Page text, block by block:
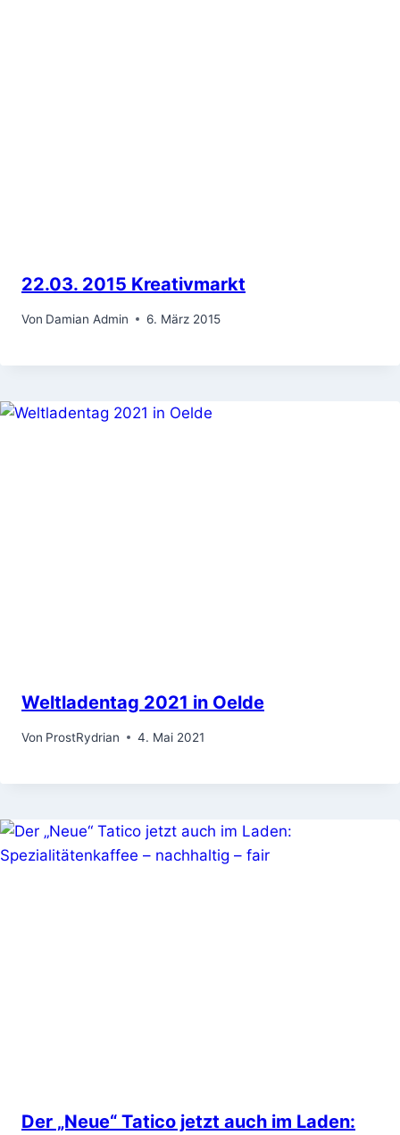
22.03. 2015 Kreativmarkt
Von Damian Admin 6. März 2015
Weltladentag 2021 in Oelde
Von ProstRydrian 4. Mai 2021
Der „Neue“ Tatico jetzt auch im Laden: